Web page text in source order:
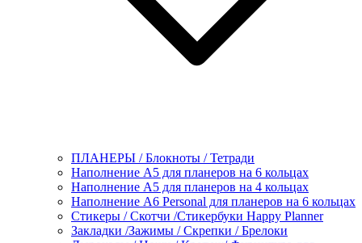
ПЛАНЕРЫ / Блокноты / Тетради
Наполнение А5 для планеров на 6 кольцах
Наполнение А5 для планеров на 4 кольцах
Наполнение А6 Personal для планеров на 6 кольцах
Стикеры / Скотчи /Стикербуки Happy Planner
Закладки /Зажимы / Скрепки / Брелоки